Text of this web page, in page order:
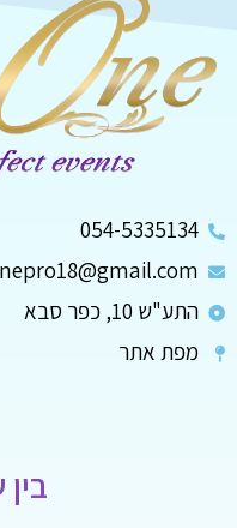
054-5335134
התע"ש 10, כפר סבא
מפת אתר